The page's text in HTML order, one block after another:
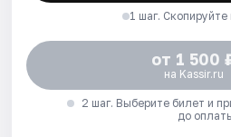
1 шаг.
от 1 500
на Kassir.ru
2 шаг. Выберите билет и
до